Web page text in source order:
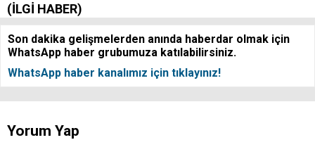
(İLGİ HABER)
Son dakika gelişmelerden anında haberdar olmak için
WhatsApp haber grubumuza katılabilirsiniz.
WhatsApp haber kanalımız için tıklayınız!
Yorum Yap